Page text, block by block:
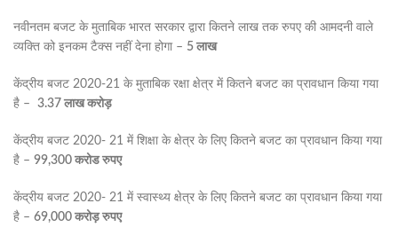
नवीनतम बजट के मुताबिक भारत सरकार द्वारा कितने लाख तक रुपए की आमदनी वाले
व्यक्ति को इनकम टैक्स नहीं देना होगा – 5 लाख
केंद्रीय बजट 2020-21 के मुताबिक रक्षा क्षेत्र में कितने बजट का प्रावधान किया गया
है – 3.37 लाख करोड़
केंद्रीय बजट 2020- 21 में शिक्षा के क्षेत्र के लिए कितने बजट का प्रावधान किया गया
है – 99,300 करोड रुपए
केंद्रीय बजट 2020- 21 में स्वास्थ्य क्षेत्र के लिए कितने बजट का प्रावधान किया गया
है – 69,000 करोड़ रुपए